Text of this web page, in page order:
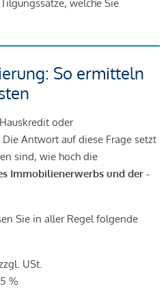
welche Sie
So ermitteln
oder
Antwort auf diese Frage setzt
sind, wie hoch die
Immobilienerwerbs und der -
Sie in aller Regel folgende
USt.
%